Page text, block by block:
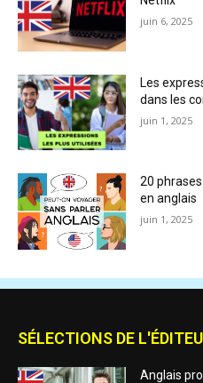
juin 6, 2025
Les
dans les
juin 1, 2025
20
en anglais
juin 1, 2025
SÉLECTIONS DE
Anglais